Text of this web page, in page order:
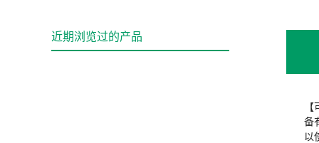
备
以
近期浏览过的产品